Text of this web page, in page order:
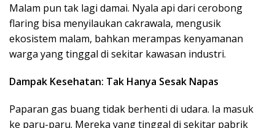
Malam pun tak lagi damai. Nyala api dari cerobong
flaring bisa menyilaukan cakrawala, mengusik
ekosistem malam, bahkan merampas kenyamanan
warga yang tinggal di sekitar kawasan industri.
Dampak Kesehatan: Tak Hanya Sesak Napas
Paparan gas buang tidak berhenti di udara. Ia masuk
ke paru-paru. Mereka yang tinggal di sekitar pabrik